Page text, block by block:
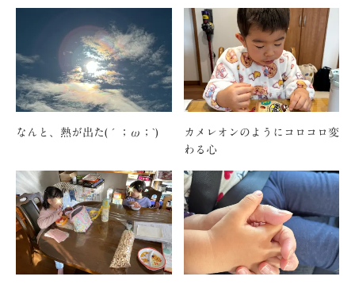
なんと、熱が出た(´；ω；`)
カメレオンのようにコロコロ変
わる心